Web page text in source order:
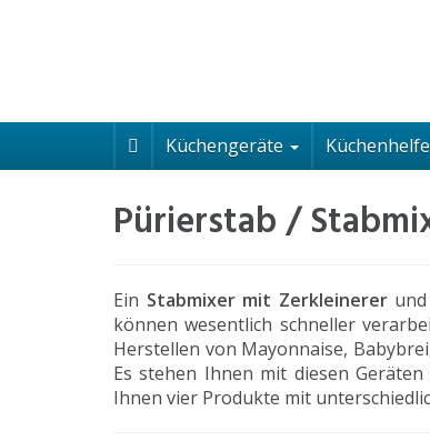
Küchengeräte
Pürierstab /
Ein Stabmixer mit Zerkleinererund
können wesentlich schneller
Herstellen von Mayonnaise,
Es stehen Ihnen mit diesen
Ihnen vier Produkte mit